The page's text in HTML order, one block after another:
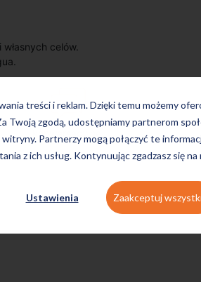
treści i reklam. Dzięki temu możemy
Twoją zgodą, udostępniamy partnerom
Partnerzy mogą połączyć te
z ich usług. Kontynuując zgadzasz się na
Ustawienia Zaakceptuj
celów.
konwersacyjne